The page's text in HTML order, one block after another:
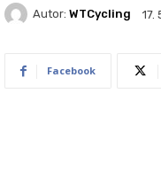
Autor: WTCycling 17.
Facebook